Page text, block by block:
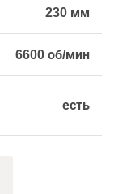
230 мм
6600 об/мин
есть